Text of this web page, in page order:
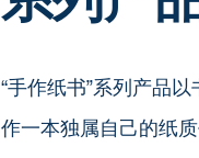
“手作纸书”系列产品
作一本独属自己的纸质